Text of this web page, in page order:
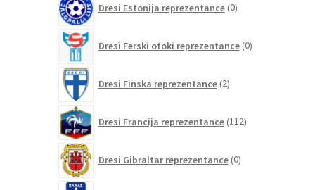
Dresi Estonija reprezentance 0izdelkov
Dresi Ferski otoki reprezentance 0izdelkov
Dresi Finska reprezentance 2izdelka
Dresi Francija reprezentance 112izdelkov
Dresi Gibraltar reprezentance 0izdelkov